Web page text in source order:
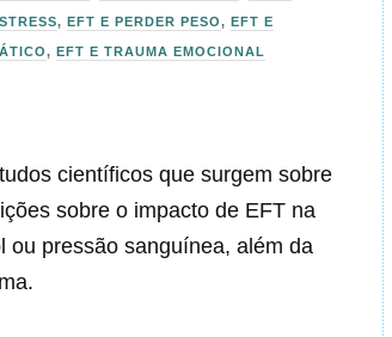
, EFT E PERDER PESO, EFT E
, EFT E TRAUMA EMOCIONAL
científicos que surgem sobre
sobre o impacto de EFT na
ou pressão sanguínea, além da